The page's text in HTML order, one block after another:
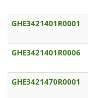
GHE3421401R0001
GHE3421401R0006
GHE3421470R0001